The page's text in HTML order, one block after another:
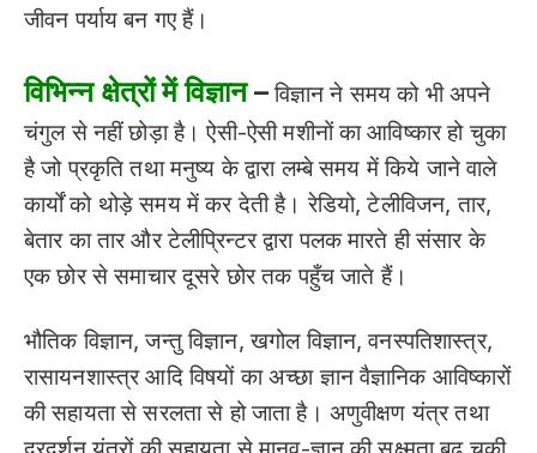
जीवन पर्याय बन गए हैं।
विभिन्न क्षेत्रों में विज्ञान– विज्ञान ने समय को भी अपने
चंगुल से नहीं छोड़ा है। ऐसी-ऐसी मशीनों का आविष्कार हो चुका
है जो प्रकृति तथा मनुष्य के द्वारा लम्बे समय में किये जाने वाले
कार्यों को थोड़े समय में कर देती है। रेडियो, टेलीविजन, तार,
बेतार का तार और टेलीप्रिन्टर द्वारा पलक मारते ही संसार के
एक छोर से समाचार दूसरे छोर तक पहुँच जाते हैं।
भौतिक विज्ञान, जन्तु विज्ञान, खगोल विज्ञान, वनस्पतिशास्त्र,
रासायनशास्त्र आदि विषयों का अच्छा ज्ञान वैज्ञानिक आविष्कारों
की सहायता से सरलता से हो जाता है। अणुवीक्षण यंत्र तथा